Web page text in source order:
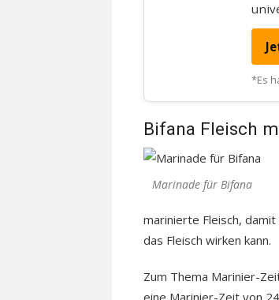
*Es
Bifana Fleisch
Marinade für Bifana
marinierte Fleisch,
das Fleisch wirken kann.
Zum Thema Marinier-
eine Marinier-Zeit von